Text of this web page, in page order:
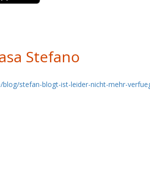
Stefano
stefan-blogt-ist-leider-nicht-mehr-